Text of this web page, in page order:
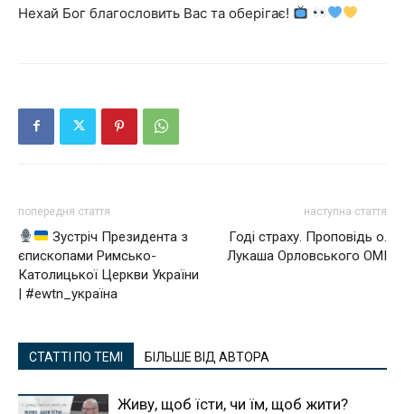
Нехай Бог благословить Вас та оберігає!
попередня стаття
Зустріч Президента з
єпископами Римсько-
Католицької Церкви України
| #ewtn_україна
наступна стаття
Годі страху. Проповідь о.
Лукаша Орловського ОМІ
СТАТТІ ПО ТЕМІ БІЛЬШЕ ВІД АВТОРА
Живу, щоб їсти, чи їм, щоб жити?